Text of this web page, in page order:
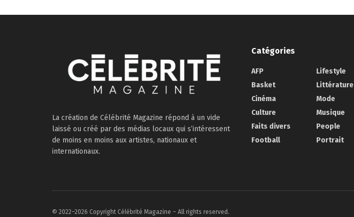
La création de Célébrité Magazine répond à un vide
laissé ou créé par des médias locaux qui s’intéressent
de moins en moins aux artistes, nationaux et
internationaux.
Catégories
AFP
Basket
Cinéma
Culture
Faits divers
Football
Lifestyle
Littérature
Mode
Musique
People
Portrait
© 2022–2026 Copyright Célébrité Magazine – All rights reserved.